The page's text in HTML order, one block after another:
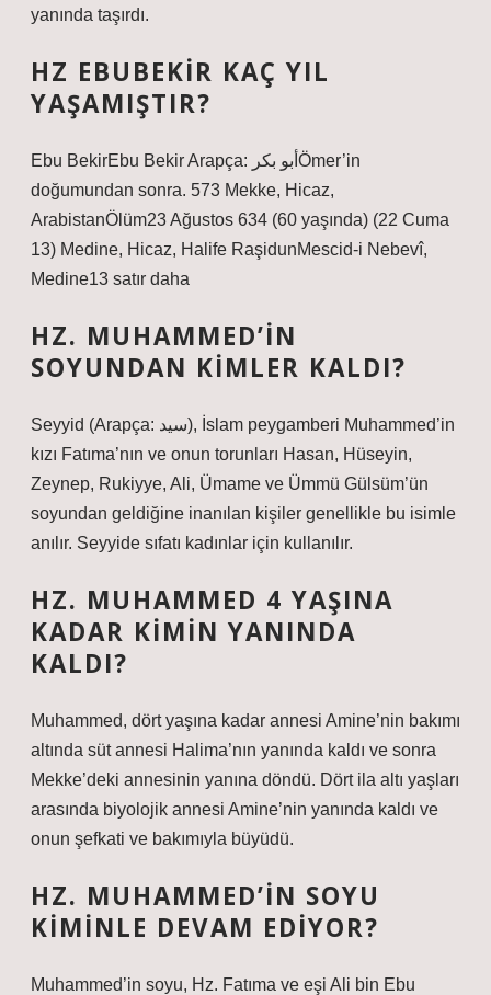
yanında taşırdı.
HZ EBUBEKIR KAÇ YIL
YAŞAMIŞTIR?
Ebu BekirEbu Bekir Arapça: أبو بكرÖmer’in
doğumundan sonra. 573 Mekke, Hicaz,
ArabistanÖlüm23 Ağustos 634 (60 yaşında) (22 Cuma
13) Medine, Hicaz, Halife RaşidunMescid-i Nebevî,
Medine13 satır daha
HZ. MUHAMMED’IN
SOYUNDAN KIMLER KALDI?
Seyyid (Arapça: سيد), İslam peygamberi Muhammed’in
kızı Fatıma’nın ve onun torunları Hasan, Hüseyin,
Zeynep, Rukiyye, Ali, Ümame ve Ümmü Gülsüm’ün
soyundan geldiğine inanılan kişiler genellikle bu isimle
anılır. Seyyide sıfatı kadınlar için kullanılır.
HZ. MUHAMMED 4 YAŞINA
KADAR KIMIN YANINDA
KALDI?
Muhammed, dört yaşına kadar annesi Amine’nin bakımı
altında süt annesi Halima’nın yanında kaldı ve sonra
Mekke’deki annesinin yanına döndü. Dört ila altı yaşları
arasında biyolojik annesi Amine’nin yanında kaldı ve
onun şefkati ve bakımıyla büyüdü.
HZ. MUHAMMED’IN SOYU
KIMINLE DEVAM EDIYOR?
Muhammed’in soyu, Hz. Fatıma ve eşi Ali bin Ebu